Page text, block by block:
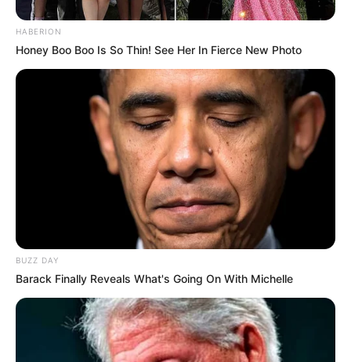
Anti Mainstream, 10 Cara
Membawa Barang Belanjaan
Versi Warga Thailand
Langka Banget! 10 Pose Lucu
Katak yang Bikin Ketawa
Gemes
HABERION
Honey Boo Boo Is So Thin! See Her In Fierce New Photo
BUZZ DAY
Barack Finally Reveals What's Going On With Michelle